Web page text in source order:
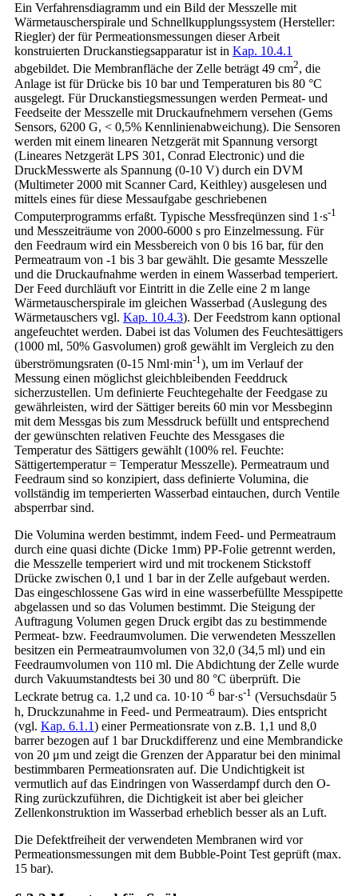
Ein Verfahrensdiagramm und ein Bild der Messzelle mit
Wärmetauscherspirale und Schnellkupplungssystem (Hersteller:
Riegler) der für Permeationsmessungen dieser Arbeit
konstruierten Druckanstiegsapparatur ist in Kap. 10.4.1
abgebildet. Die Membranfläche der Zelle beträgt 49 cm2, die
Anlage ist für Drücke bis 10 bar und Temperaturen bis 80 °C
ausgelegt. Für Druckanstiegsmessungen werden Permeat- und
Feedseite der Messzelle mit Druckaufnehmern versehen (Gems
Sensors, 6200 G, < 0,5% Kennlinienabweichung). Die Sensoren
werden mit einem linearen Netzgerät mit Spannung versorgt
(Lineares Netzgerät LPS 301, Conrad Electronic) und die
DruckMesswerte als Spannung (0-10 V) durch ein DVM
(Multimeter 2000 mit Scanner Card, Keithley) ausgelesen und
mittels eines für diese Messaufgabe geschriebenen
Computerprogramms erfaßt. Typische Messfreqünzen sind 1·s-1
und Messzeiträume von 2000-6000 s pro Einzelmessung. Für
den Feedraum wird ein Messbereich von 0 bis 16 bar, für den
Permeatraum von -1 bis 3 bar gewählt. Die gesamte Messzelle
und die Druckaufnahme werden in einem Wasserbad temperiert.
Der Feed durchläuft vor Eintritt in die Zelle eine 2 m lange
Wärmetauscherspirale im gleichen Wasserbad (Auslegung des
Wärmetauschers vgl. Kap. 10.4.3). Der Feedstrom kann optional
angefeuchtet werden. Dabei ist das Volumen des Feuchtesättigers
(1000 ml, 50% Gasvolumen) groß gewählt im Vergleich zu den
überströmungsraten (0-15 Nml·min-1), um im Verlauf der
Messung einen möglichst gleichbleibenden Feeddruck
sicherzustellen. Um definierte Feuchtegehalte der Feedgase zu
gewährleisten, wird der Sättiger bereits 60 min vor Messbeginn
mit dem Messgas bis zum Messdruck befüllt und entsprechend
der gewünschten relativen Feuchte des Messgases die
Temperatur des Sättigers gewählt (100% rel. Feuchte:
Sättigertemperatur = Temperatur Messzelle). Permeatraum und
Feedraum sind so konzipiert, dass definierte Volumina, die
vollständig im temperierten Wasserbad eintauchen, durch Ventile
absperrbar sind.
Die Volumina werden bestimmt, indem Feed- und Permeatraum
durch eine quasi dichte (Dicke 1mm) PP-Folie getrennt werden,
die Messzelle temperiert wird und mit trockenem Stickstoff
Drücke zwischen 0,1 und 1 bar in der Zelle aufgebaut werden.
Das eingeschlossene Gas wird in eine wasserbefüllte Messpipette
abgelassen und so das Volumen bestimmt. Die Steigung der
Auftragung Volumen gegen Druck ergibt das zu bestimmende
Permeat- bzw. Feedraumvolumen. Die verwendeten Messzellen
besitzen ein Permeatraumvolumen von 32,0 (34,5 ml) und ein
Feedraumvolumen von 110 ml. Die Abdichtung der Zelle wurde
durch Vakuumstandtests bei 30 und 80 °C überprüft. Die
Leckrate betrug ca. 1,2 und ca. 10·10 -6 bar·s-1 (Versuchsdaür 5
h, Druckzunahme in Feed- und Permeatraum). Dies entspricht
(vgl. Kap. 6.1.1) einer Permeationsrate von z.B. 1,1 und 8,0
barrer bezogen auf 1 bar Druckdifferenz und eine Membrandicke
von 20 μm und zeigt die Grenzen der Apparatur bei den minimal
bestimmbaren Permeationsraten auf. Die Undichtigkeit ist
vermutlich auf das Eindringen von Wasserdampf durch den O-
Ring zurückzuführen, die Dichtigkeit ist aber bei gleicher
Zellenkonstruktion im Wasserbad erheblich besser als an Luft.
Die Defektfreiheit der verwendeten Membranen wird vor
Permeationsmessungen mit dem Bubble-Point Test geprüft (max.
15 bar).